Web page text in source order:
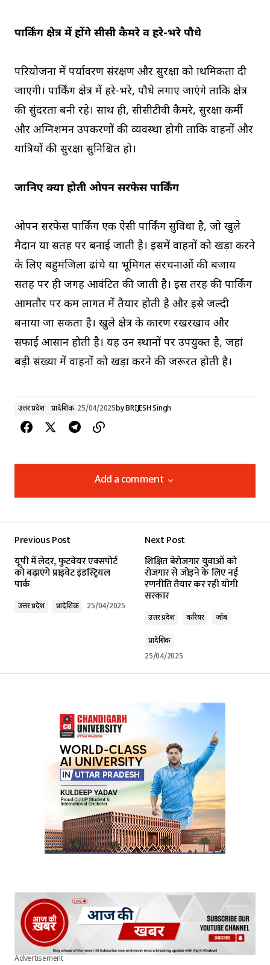
पार्किंग क्षेत्र में होंगे सीसी कैमरे व हरे-भरे पौधे
परियोजना में पर्यावरण संरक्षण और सुरक्षा को प्राथमिकता दी
जाएगी। पार्किंग क्षेत्र में हरे-भरे, पौधे लगाए जाएंगे ताकि क्षेत्र
की सुंदरता बनी रहे। साथ ही, सीसीटीवी कैमरे, सुरक्षा कर्मी
और अग्निशमन उपकरणों की व्यवस्था होगी ताकि वाहनों और
यात्रियों की सुरक्षा सुनिश्चित हो।
जानिए क्या होती ओपन सरफेस पार्किंग
ओपन सरफेस पार्किंग एक ऐसी पार्किंग सुविधा है, जो खुले
मैदान या सतह पर बनाई जाती है। इसमें वाहनों को खड़ा करने
के लिए बहुमंजिला ढांचे या भूमिगत संरचनाओं की बजाय
सतह पर ही जगह आवंटित की जाती है। इस तरह की पार्किंग
आमतौर पर कम लागत में तैयार होती है और इसे जल्दी
बनाया जा सकता है। खुले क्षेत्र के कारण रखरखाव और
सफाई आसान होती है। यह उन स्थानों पर उपयुक्त है, जहां
बड़ी संख्या में वाहनों को खड़ा करने की जरूरत होती है।
उत्तर प्रदेश प्रादेशिक 25/04/2025byBRIJESH Singh
Add a comment
Add a comment
Required fields are marked*
Your Name*
Submit Comment
Previous Post
यूपी में लेदर, फुटवेयर एक्सपोर्ट
को बढ़ाएंगे प्राइवेट इंडस्ट्रियल
पार्क
उत्तर प्रदेश प्रादेशिक 25/04/2025
Next Post
शिक्षित बेरोजगार युवाओं को
रोजगार से जोड़ने के लिए नई
रणनीति तैयार कर रही योगी
सरकार
उत्तर प्रदेश करियर जॉब
प्रादेशिक
25/04/2025
Advertisement